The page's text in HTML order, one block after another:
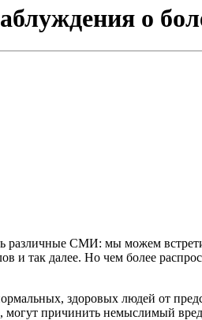
о
различные СМИ: мы можем
и так далее. Но чем более
здоровых людей от
могут причинить немыслимый